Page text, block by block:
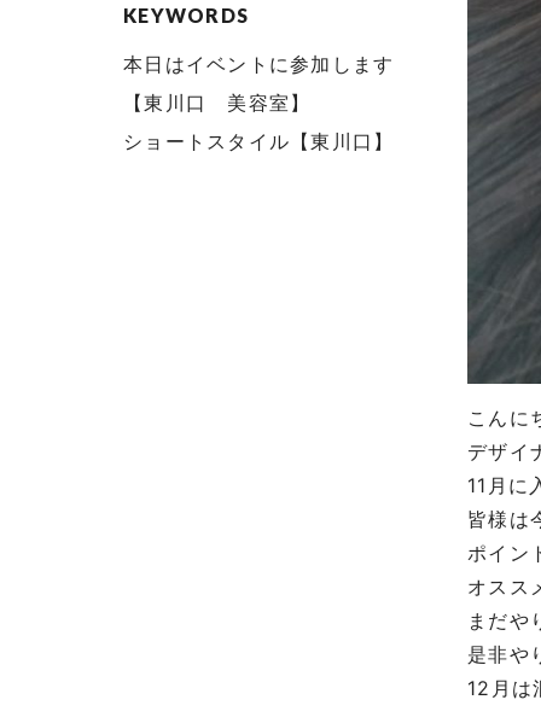
KEYWORDS
本日はイベントに参加します
【東川口 美容室】
ショートスタイル【東川口】
こんに
デザイ
11 月に
皆様は
ポイン
オスス
まだや
是非や
12 月は